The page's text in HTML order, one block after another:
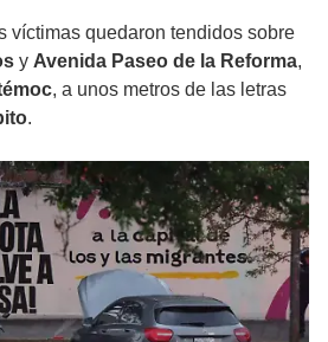
víctimas quedaron tendidos sobre
y Avenida Paseo de la Reforma,
, a unos metros de las letras
.